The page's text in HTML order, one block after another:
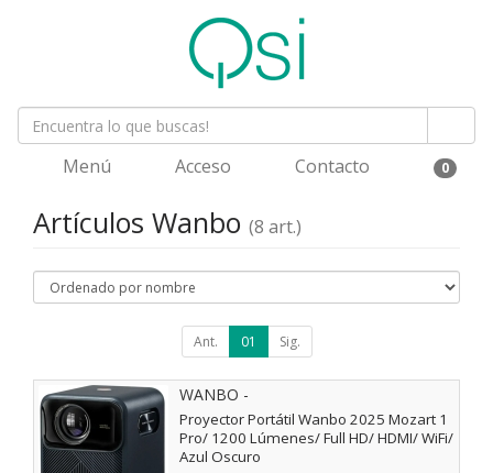
Menú Acceso Contacto 0
Artículos Wanbo (8 art.)
Ant. 01 Sig.
WANBO -
Proyector Portátil Wanbo 2025 Mozart 1
Pro/ 1200 Lúmenes/ Full HD/ HDMI/ WiFi/
Azul Oscuro